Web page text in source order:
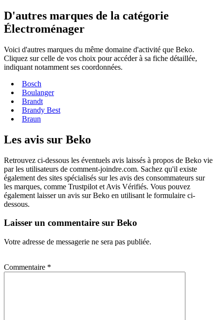
D'autres marques de la catégorie
Électroménager
Voici d'autres marques du même domaine d'activité que Beko.
Cliquez sur celle de vos choix pour accéder à sa fiche détaillée,
indiquant notamment ses coordonnées.
Bosch
Boulanger
Brandt
Brandy Best
Braun
Les avis sur Beko
Retrouvez ci-dessous les éventuels avis laissés à propos de Beko vie
par les utilisateurs de comment-joindre.com. Sachez qu'il existe
également des sites spécialisés sur les avis des consommateurs sur
les marques, comme Trustpilot et Avis Vérifiés. Vous pouvez
également laisser un avis sur Beko en utilisant le formulaire ci-
dessous.
Laisser un commentaire sur Beko
Votre adresse de messagerie ne sera pas publiée.
Commentaire *